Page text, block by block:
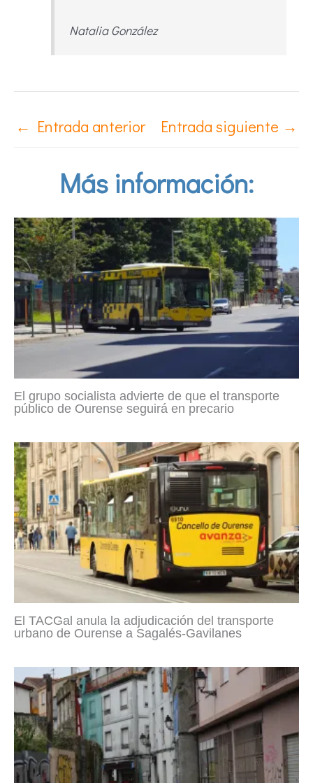
Natalia González
← Entrada anterior Entrada siguiente →
Más información:
El grupo socialista advierte de que el transporte
público de Ourense seguirá en precario
El TACGal anula la adjudicación del transporte
urbano de Ourense a Sagalés-Gavilanes